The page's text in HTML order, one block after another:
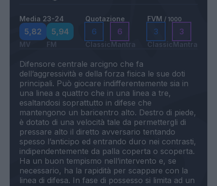
Media 23-24
5,82
MV
5,94
FM
Quotazione
6
Classic
6
Mantra
FVM / 1000
3
Classic
3
Mantra
Difensore centrale arcigno che fa
dell’aggressività e della forza fisica le sue doti
principali. Può giocare indifferentemente sia in
una linea a quattro che in una linea a tre,
esaltandosi soprattutto in difese che
mantengono un baricentro alto. Destro di piede,
è dotato di una velocità tale da permettergli di
pressare alto il diretto avversario tentando
spesso l’anticipo ed entrando duro nei contrasti,
indipendentemente da palla coperta o scoperta.
Ha un buon tempismo nell’intervento e, se
necessario, ha la rapidità per scappare con la
linea di difesa. In fase di possesso si limita ad un